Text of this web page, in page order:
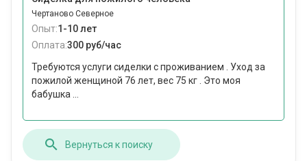
Чертаново Северное
Опыт:1-10 лет
Оплата:300 руб/час
Требуются услуги сиделки с проживанием . Уход за
пожилой женщиной 76 лет, вес 75 кг . Это моя
бабушка ...
Вернуться к поиску